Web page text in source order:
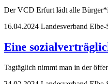
Der VCD Erfurt lädt alle
16.04.2024 Landesverband Elbe-
Eine
Tagtäglich nimmt man in der